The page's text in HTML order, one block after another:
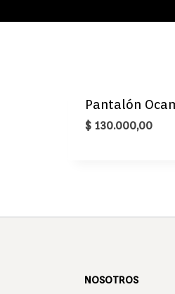
Pantalón
$130.000,00
NOSOTROS